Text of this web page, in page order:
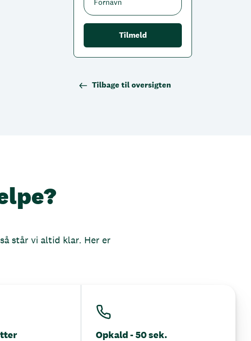
Tilbage til oversigten
står vi altid klar. Her er
Opkald - 50 sek.